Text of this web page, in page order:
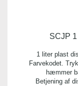
SCJP
1 liter plast
Farvekodet.
hæmmer
Betjening af